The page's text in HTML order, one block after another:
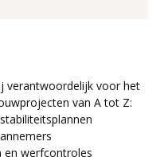
verantwoordelijk voor het
van A tot Z:
en werfcontroles